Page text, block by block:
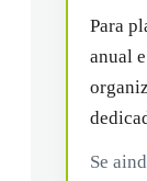
Para
anual
Se